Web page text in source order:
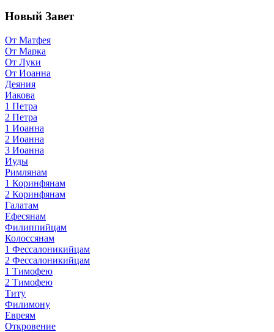
Новый Завет
От Матфея
От Марка
От Луки
От Иоанна
Деяния
Иакова
1 Петра
2 Петра
1 Иоанна
2 Иоанна
3 Иоанна
Иуды
Римлянам
1 Коринфянам
2 Коринфянам
Галатам
Ефесянам
Филиппийцам
Колоссянам
1 Фессалоникийцам
2 Фессалоникийцам
1 Тимофею
2 Тимофею
Титу
Филимону
Евреям
Откровение